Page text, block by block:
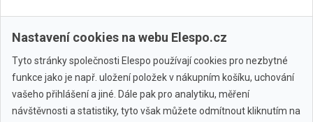
Zobrazit další
Nastavení cookies na webu Elespo.cz
Tyto stránky společnosti Elespo používají cookies pro nezbytné
funkce jako je např. uložení položek v nákupním košíku, uchování
vašeho přihlášení a jiné. Dále pak pro analytiku, měření
návštěvnosti a statistiky, tyto však můžete odmítnout kliknutím na